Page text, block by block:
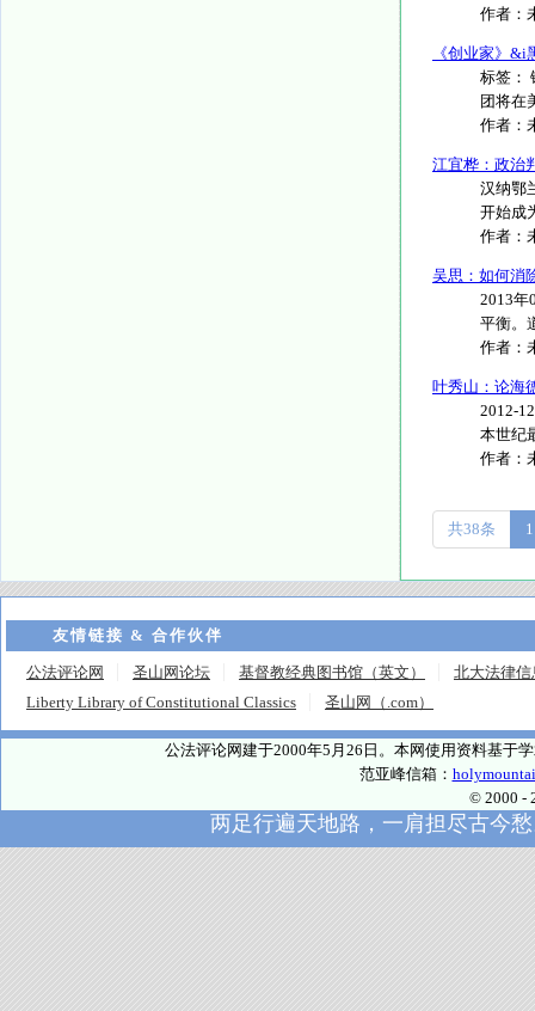
作者：
《创业家》
标签：
团将在
作者：
江宜桦：政治
汉纳鄂
开始成
作者：
吴思：如何消
2013年
平衡。
作者：
叶秀山：论海
2012-
本世纪
作者：
共38条 1
友情链接 & 合作伙伴
公法评论网 圣山网论坛 基督教经典图书馆（英文）
北大法律信
Liberty Library of Constitutional Classics
圣山网（.com）
公法评论网建于2000年5月26日。本网使用资料基于
范亚峰信箱：
© 2000 -
两足行遍天地路，一肩担尽古今